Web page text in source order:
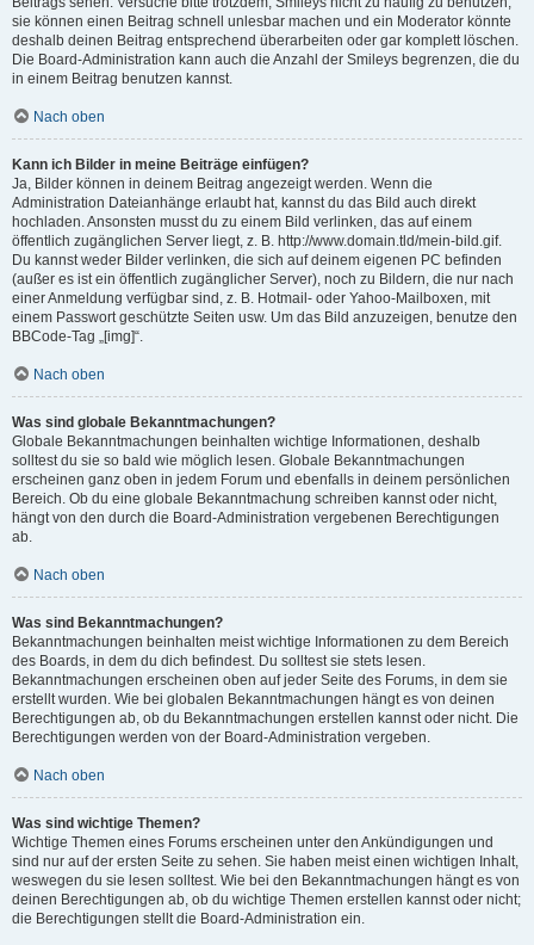
sie können einen Beitrag schnell unlesbar machen und ein Moderator könnte
deshalb deinen Beitrag entsprechend überarbeiten oder gar komplett löschen.
Die Board-Administration kann auch die Anzahl der Smileys begrenzen, die du
in einem Beitrag benutzen kannst.
Nach oben
Kann ich Bilder in meine Beiträge einfügen?
Ja, Bilder können in deinem Beitrag angezeigt werden. Wenn die
Administration Dateianhänge erlaubt hat, kannst du das Bild auch direkt
hochladen. Ansonsten musst du zu einem Bild verlinken, das auf einem
öffentlich zugänglichen Server liegt, z. B. http://www.domain.tld/mein-bild.gif.
Du kannst weder Bilder verlinken, die sich auf deinem eigenen PC befinden
(außer es ist ein öffentlich zugänglicher Server), noch zu Bildern, die nur nach
einer Anmeldung verfügbar sind, z. B. Hotmail- oder Yahoo-Mailboxen, mit
einem Passwort geschützte Seiten usw. Um das Bild anzuzeigen, benutze den
BBCode-Tag „[img]“.
Nach oben
Was sind globale Bekanntmachungen?
Globale Bekanntmachungen beinhalten wichtige Informationen, deshalb
solltest du sie so bald wie möglich lesen. Globale Bekanntmachungen
erscheinen ganz oben in jedem Forum und ebenfalls in deinem persönlichen
Bereich. Ob du eine globale Bekanntmachung schreiben kannst oder nicht,
hängt von den durch die Board-Administration vergebenen Berechtigungen
ab.
Nach oben
Was sind Bekanntmachungen?
Bekanntmachungen beinhalten meist wichtige Informationen zu dem Bereich
des Boards, in dem du dich befindest. Du solltest sie stets lesen.
Bekanntmachungen erscheinen oben auf jeder Seite des Forums, in dem sie
erstellt wurden. Wie bei globalen Bekanntmachungen hängt es von deinen
Berechtigungen ab, ob du Bekanntmachungen erstellen kannst oder nicht. Die
Berechtigungen werden von der Board-Administration vergeben.
Nach oben
Was sind wichtige Themen?
Wichtige Themen eines Forums erscheinen unter den Ankündigungen und
sind nur auf der ersten Seite zu sehen. Sie haben meist einen wichtigen Inhalt,
weswegen du sie lesen solltest. Wie bei den Bekanntmachungen hängt es von
deinen Berechtigungen ab, ob du wichtige Themen erstellen kannst oder nicht;
die Berechtigungen stellt die Board-Administration ein.